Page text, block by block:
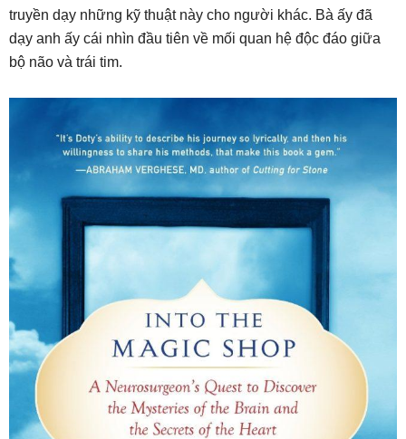
truyền dạy những kỹ thuật này cho người khác. Bà ấy đã
dạy anh ấy cái nhìn đầu tiên về mối quan hệ độc đáo giữa
bộ não và trái tim.